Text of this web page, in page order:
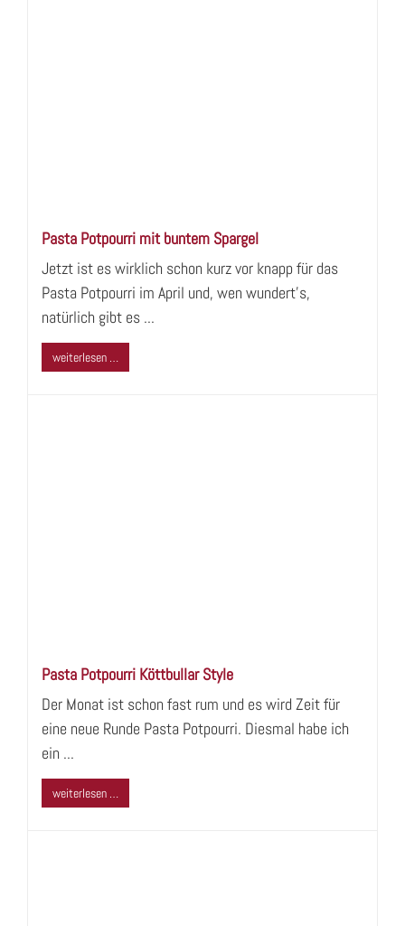
Pasta Potpourri mit buntem Spargel
Jetzt ist es wirklich schon kurz vor knapp für das
Pasta Potpourri im April und, wen wundert's,
natürlich gibt es ...
weiterlesen …
Pasta Potpourri Köttbullar Style
Der Monat ist schon fast rum und es wird Zeit für
eine neue Runde Pasta Potpourri. Diesmal habe ich
ein ...
weiterlesen …